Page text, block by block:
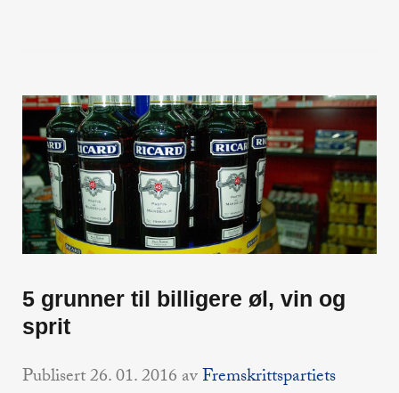
5 grunner til billigere øl, vin og
sprit
Publisert26. 01. 2016 avFremskrittspartiets